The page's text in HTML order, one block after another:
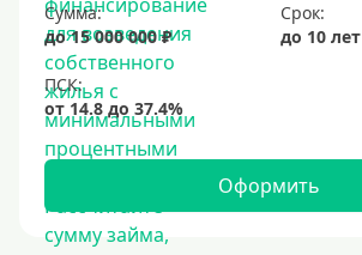
Сумма:
до 15 000 000 ₽
Срок:
до 10 лет
Оформить